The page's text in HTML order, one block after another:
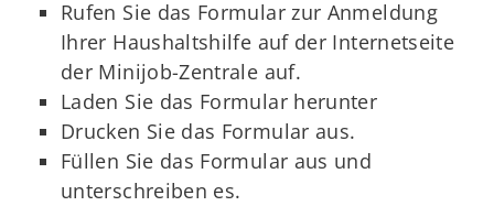
Rufen Sie das Formular zur Anmeldung
Ihrer Haushaltshilfe auf der Internetseite
der Minijob-Zentrale auf.
Laden Sie das Formular herunter
Drucken Sie das Formular aus.
Füllen Sie das Formular aus und
unterschreiben es.